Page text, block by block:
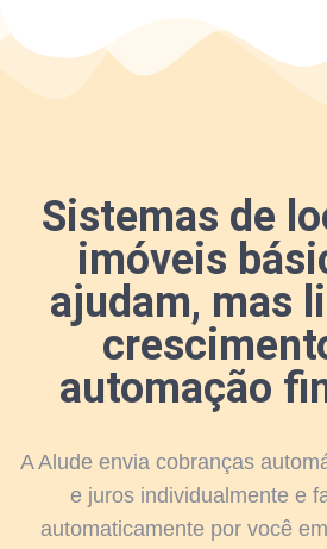
Sistemas de
imóveis
ajudam, mas
automação
A Alude envia cobranças
e juros individualmente e
automaticamente por você